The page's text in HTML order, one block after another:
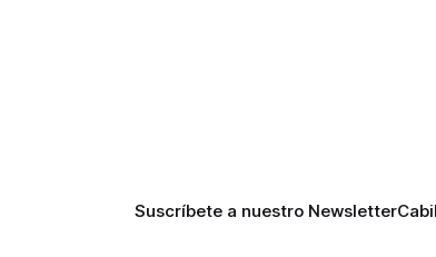
Suscríbete a nuestro Newsletter